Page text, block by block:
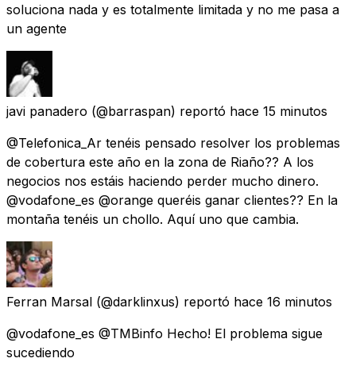
soluciona nada y es totalmente limitada y no me pasa a
un agente
javi panadero (@barraspan) reportó hace 15 minutos
@Telefonica_Ar tenéis pensado resolver los problemas
de cobertura este año en la zona de Riaño?? A los
negocios nos estáis haciendo perder mucho dinero.
@vodafone_es @orange queréis ganar clientes?? En la
montaña tenéis un chollo. Aquí uno que cambia.
Ferran Marsal (@darklinxus) reportó hace 16 minutos
@vodafone_es @TMBinfo Hecho! El problema sigue
sucediendo